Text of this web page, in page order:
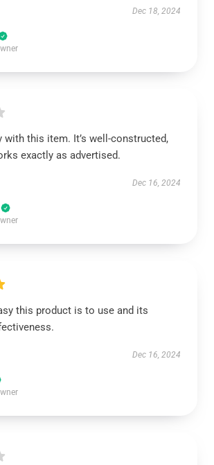
Dec 18, 2024
with this item. It’s well-constructed,
exactly as advertised.
Dec 16, 2024
this product is to use and its
Dec 16, 2024